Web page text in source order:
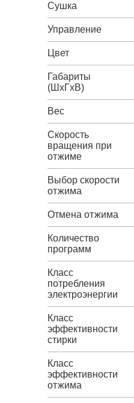
Сушка
Управление
Цвет
Габариты
(ШxГxВ)
Вес
Скорость
вращения при
отжиме
Выбор скорости
отжима
Отмена отжима
Количество
программ
Класс
потребления
электроэнергии
Класс
эффективности
стирки
Класс
эффективности
отжима